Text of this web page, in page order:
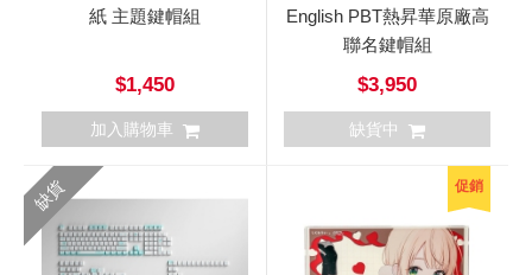
紙 主題鍵帽組
$1,450
加入購物車
English PBT熱昇華原廠高
聯名鍵帽組
$3,950
缺貨中
缺貨 促銷